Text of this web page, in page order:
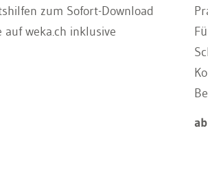
zum Sofort-Download
weka.ch inklusive